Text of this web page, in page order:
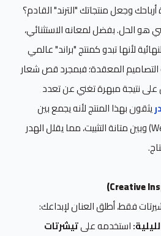
وجعل منتجاتك "الترند" القادم؟
هو الحل. بفضل لمعانه الاستثنائي،
لأنها تبدو كمنتج "براند" عالمي
التصاميم المعقدة؛ فبمجرد قص شعار
على نتيجة مبهرة تغني عن تعدد
يثقون بهذا المنتج لأنه يجمع بين
سهولة "التعشيب" (Weeding) وبين متانة التثبيت، مما يقلل الهدر
فقط، أطلق العنان لإبداعك:
استخدمه علىتيشرتات